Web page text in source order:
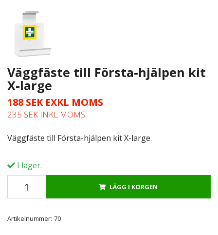
Väggfäste till Första-hjälpen kit
X-large
188 SEK EXKL MOMS
235 SEK INKL MOMS
Väggfäste till Första-hjälpen kit X-large.
I lager.
LÄGG I KORGEN
Artikelnummer: 70